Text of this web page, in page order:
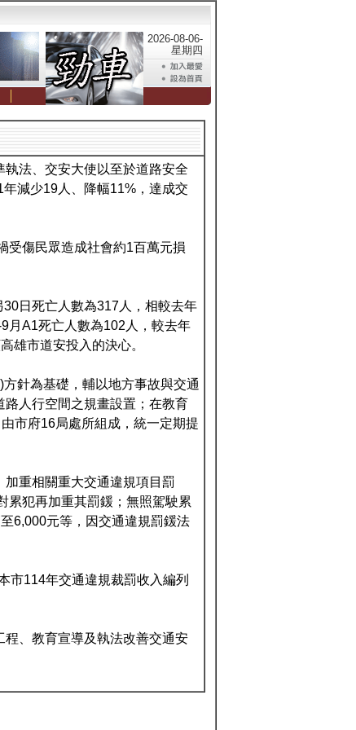
2026-08-06-
星期四
執法、交安大使以至於道路安全
減少19人、降幅11%，達成交
受傷民眾造成社會約1百萬元損
日死亡人數為317人，相較去年
月A1死亡人數為102人，較去年
雄市道安投入的決心。
針為基礎，輔以地方事故與交通
人行空間之規畫設置；在教育
市府16局處所組成，統一定期提
重相關重大交通違規項目罰
累犯再加重其罰鍰；無照駕駛累
6,000元等，因交通違規罰鍰法
市114年交通違規裁罰收入編列
、教育宣導及執法改善交通安